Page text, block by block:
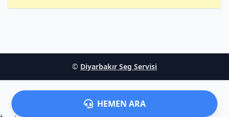
© Diyarbakır Seg Servisi
HEMEN ARA